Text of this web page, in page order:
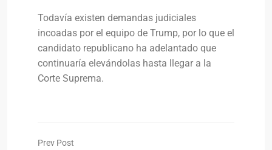
Todavía existen demandas judiciales
incoadas por el equipo de Trump, por lo que el
candidato republicano ha adelantado que
continuaría elevándolas hasta llegar a la
Corte Suprema.
Prev Post